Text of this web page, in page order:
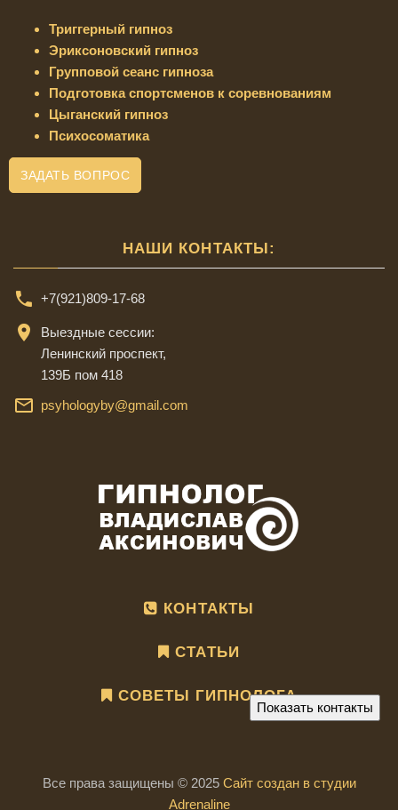
Триггерный гипноз
Эриксоновский гипноз
Групповой сеанс гипноза
Подготовка спортсменов к соревнованиям
Цыганский гипноз
Психосоматика
ЗАДАТЬ ВОПРОС
НАШИ КОНТАКТЫ:
+7(921)809-17-68
Выездные сессии:
Ленинский проспект,
139Б пом 418
psyhologyby@gmail.com
КОНТАКТЫ
СТАТЬИ
СОВЕТЫ ГИПНОЛОГА
Все права защищены © 2025 Сайт создан в студии
Adrenaline
Показать контакты